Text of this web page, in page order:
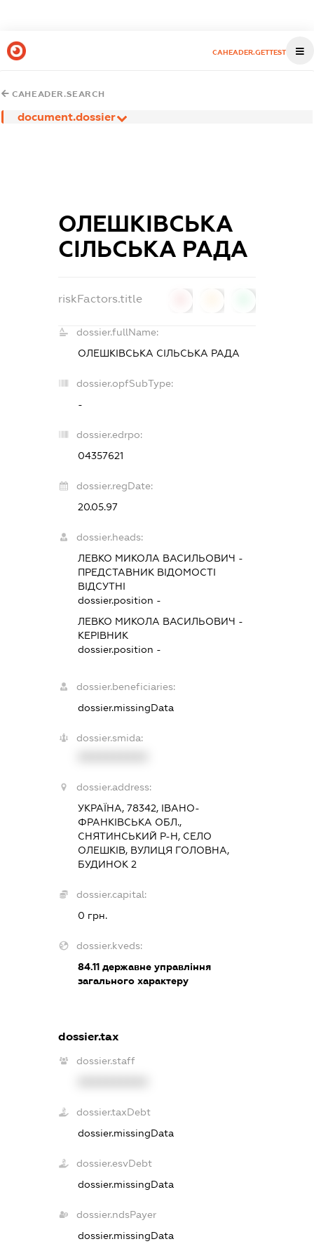
CAHEADER.GETTEST
CAHEADER.SEARCH
document.dossier
ОЛЕШКІВСЬКА
СІЛЬСЬКА РАДА
riskFactors.title
dossier.fullName:
ОЛЕШКІВСЬКА СІЛЬСЬКА РАДА
dossier.opfSubType:
-
dossier.edrpo:
04357621
dossier.regDate:
20.05.97
dossier.heads:
ЛЕВКО МИКОЛА ВАСИЛЬОВИЧ -
ПРЕДСТАВНИК ВІДОМОСТІ
ВІДСУТНІ
dossier.position -
ЛЕВКО МИКОЛА ВАСИЛЬОВИЧ -
КЕРІВНИК
dossier.position -
dossier.beneficiaries:
dossier.missingData
dossier.smida:
dossier.address:
УКРАЇНА, 78342, ІВАНО-
ФРАНКІВСЬКА ОБЛ.,
СНЯТИНСЬКИЙ Р-Н, СЕЛО
ОЛЕШКІВ, ВУЛИЦЯ ГОЛОВНА,
БУДИНОК 2
dossier.capital:
0 грн.
dossier.kveds:
84.11 державне управління
загального характеру
dossier.tax
dossier.staff
dossier.taxDebt
dossier.missingData
dossier.esvDebt
dossier.missingData
dossier.ndsPayer
dossier.missingData